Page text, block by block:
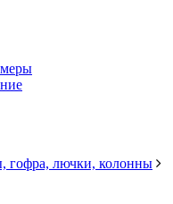
гофра, лючки, колонны